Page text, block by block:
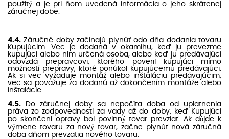
použitý a je pri ňom uvedená informácia o jeho skrátenej
záručnej dobe.
4.4. Záručné doby začínajú plynúť odo dňa dodania tovaru
Kupujúcim. Vec je dodaná v okamihu, keď ju prevezme
kupujúci alebo ním určená osoba, alebo keď ju predávajúci
odovzdá prepravcovi, ktorého poveril kupujúci mimo
možností prepravy, ktoré ponúkol kupujúcemu predávajúci.
Ak si vec vyžaduje montáž alebo inštaláciu predávajúcim,
vec sa považuje za dodanú až dokončením montáže alebo
inštalácie.
4.5. Do záručnej doby sa nepočíta doba od uplatnenia
práva zo zodpovednosti za vady až do doby, keď Kupujúci
po skončení opravy bol povinný tovar prevziať. Ak dôjde k
výmene tovaru za nový tovar, začne plynúť nová záručná
doba dňom prevzatia nového tovaru.